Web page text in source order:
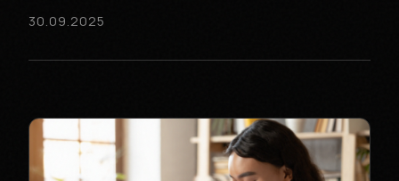
30.09.2025